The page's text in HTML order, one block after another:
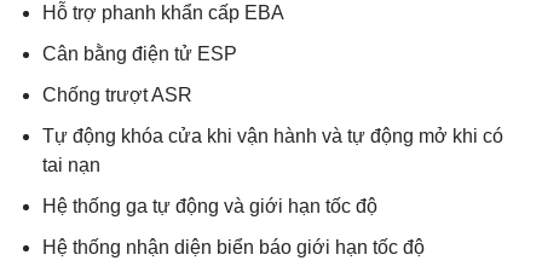
Hỗ trợ phanh khẩn cấp EBA
Cân bằng điện tử ESP
Chống trượt ASR
Tự động khóa cửa khi vận hành và tự động mở khi có
tai nạn
Hệ thống ga tự động và giới hạn tốc độ
Hệ thống nhận diện biển báo giới hạn tốc độ